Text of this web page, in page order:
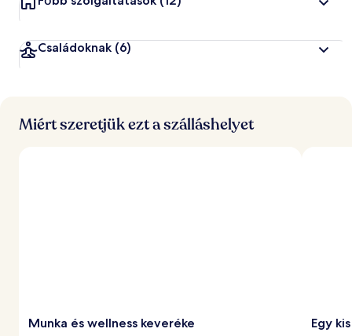
Családoknak (6)
Miért szeretjük ezt a szálláshelyet
Munka és wellness keveréke Egy